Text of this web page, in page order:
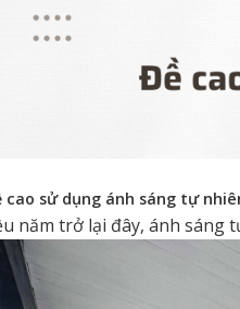
cao sử dụng ánh sáng tự
năm trở lại đây, ánh sáng